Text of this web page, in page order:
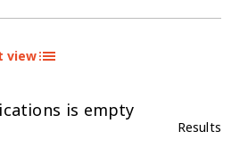
view
is empty
Results